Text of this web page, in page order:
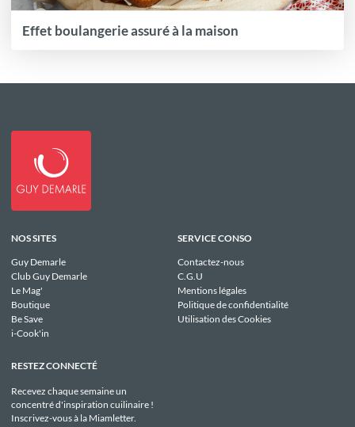
Effet boulangerie assuré à la maison
NOS SITES
Guy Demarle
Club Guy Demarle
Le Mag'
Boutique
Be Save
i-Cook'in
SERVICE CONSO
Contactez-nous
C.G.U
Mentions légales
Politique de confidentialité
Utilisation des Cookies
RESTEZ CONNECTÉ
Recevez chaque semaine un
concentré d'inspiration cuilinaire !
Inscrivez-vous à la Miamletter.